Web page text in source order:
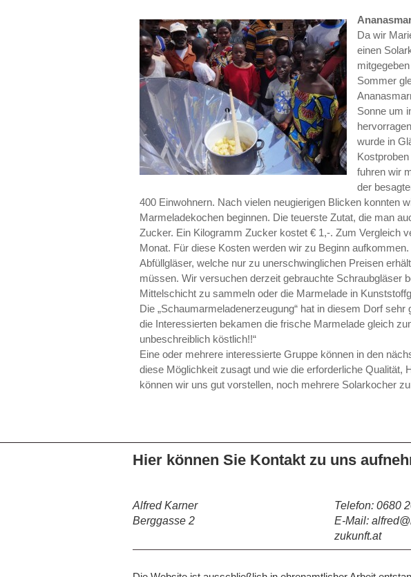
Da wir
einen
Sommer
Sonne um
wurde in
fuhren wir
der
400 Einwohnern. Nach vielen neugierigen Blicken konnten
Marmeladekochen beginnen. Die teuerste Zutat, die man
Zucker. Ein Kilogramm Zucker kostet € 1,-. Zum Vergleich
Monat. Für diese Kosten werden wir zu Beginn
Abfüllgläser, welche nur zu unerschwinglichen Preisen
müssen. Wir versuchen derzeit gebrauchte Schraubgläser
Mittelschicht zu sammeln oder die Marmelade in
Die „Schaumarmeladenerzeugung“ hat in diesem Dorf
die Interessierten bekamen die frische Marmelade gleich
unbeschreiblich köstlich!!“
Eine oder mehrere interessierte Gruppe können in den
diese Möglichkeit zusagt und wie die erforderliche Qualität,
können wir uns gut vorstellen, noch mehrere Solarkocher
Hier können Sie Kontakt zu uns
Alfred Karner
Berggasse 2
Telefon: 0680
E-Mail:
zukunft.at